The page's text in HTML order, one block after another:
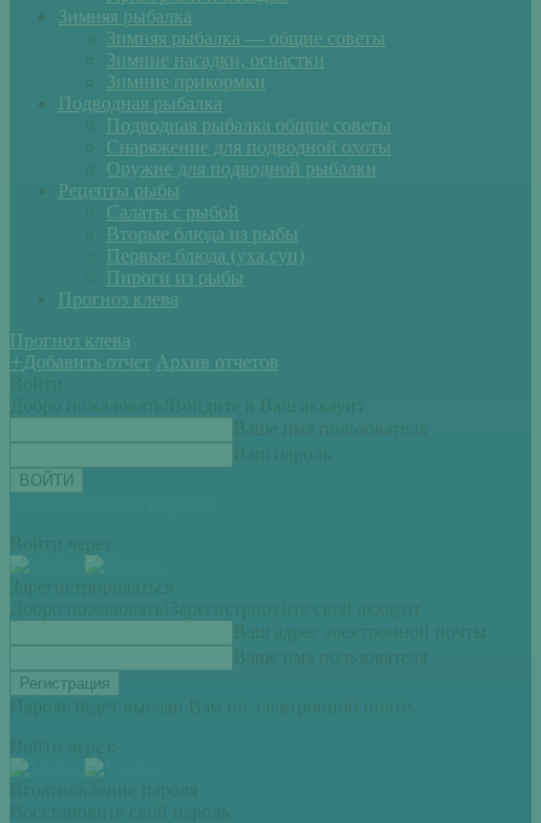
Зимняя рыбалка
Зимняя рыбалка — общие советы
Зимние насадки, оснастки
Зимние прикормки
Подводная рыбалка
Подводная рыбалка общие советы
Снаряжение для подводной охоты
Оружие для подводной рыбалки
Рецепты рыбы
Салаты с рыбой
Вторые блюда из рыбы
Первые блюда (уха,суп)
Пироги из рыбы
Прогноз клева
Прогноз клева
+ Добавить отчет Архив отчетов
Войти
Добро пожаловать! Войдите в Ваш аккаунт
Ваше имя пользователя
Ваш пароль
Войти через:
Зарегистрироваться
Добро пожаловать! Зарегистрируйте свой аккаунт
Ваш адрес электронной почты
Ваше имя пользователя
Пароль будет выслан Вам по электронной почте.
Войти через:
Всоатновление пароля
Восстановите свой пароль